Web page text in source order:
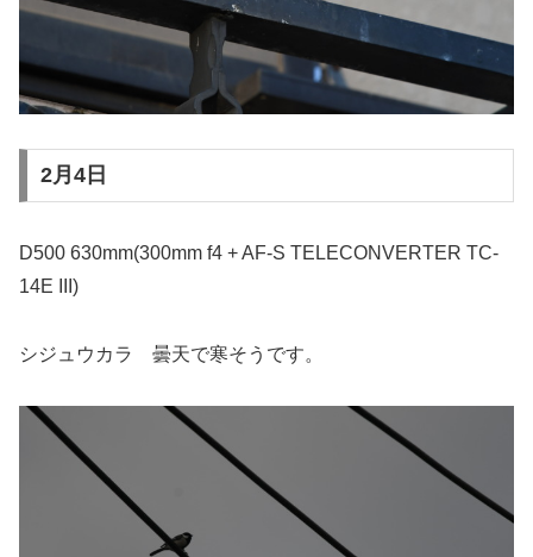
2月4日
D500 630mm(300mm f4 + AF-S TELECONVERTER TC-
14E III)
シジュウカラ 曇天で寒そうです。